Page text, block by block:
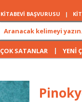
KİTABEVİ BAŞVURUSU |
ÇOK SATANLAR | YENİ